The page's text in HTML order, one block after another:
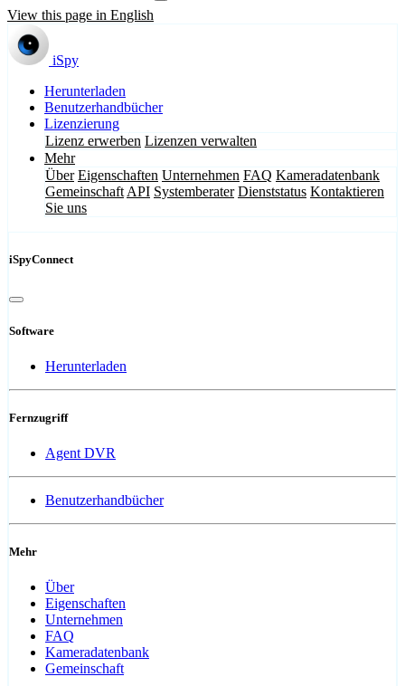
View this page in English
iSpy
Herunterladen
Benutzerhandbücher
Lizenzierung
Lizenz erwerben Lizenzen verwalten
Mehr
Über Eigenschaften Unternehmen FAQ Kameradatenbank
Gemeinschaft API Systemberater Dienststatus Kontaktieren
Sie uns
iSpyConnect
Software
Herunterladen
Fernzugriff
Agent DVR
Benutzerhandbücher
Mehr
Über
Eigenschaften
Unternehmen
FAQ
Kameradatenbank
Gemeinschaft